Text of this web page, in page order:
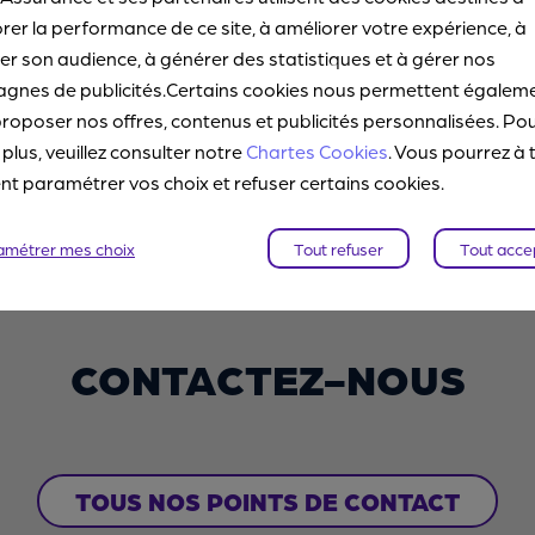
?
:
saisir aucune donnée personnelle relative à votre origine
donnée concernant votre santé ou votre vie sexuelle.
CONTACTEZ-NOUS
TOUS NOS POINTS DE CONTACT
la performance de ce site, à améliorer votre expérience, à
son audience, à générer des statistiques et à gérer nos
de publicités.Certains cookies nous permettent
nos offres, contenus et publicités personnalisées.
veuillez consulter notreChartes Cookies. Vous pourrez à
paramétrer vos choix et refuser certains cookies.
Tout
Tout refuser
mes choix